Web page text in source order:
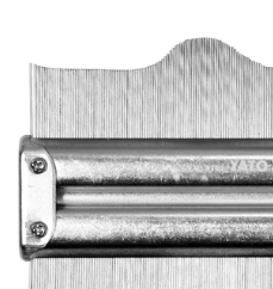
Sublere speciale mecanice
Sublere digitale de inaltime
Sublere mecanice de inaltime
Rigle digitale
Accesorii sublere
Transfer date sublere
Micrometre